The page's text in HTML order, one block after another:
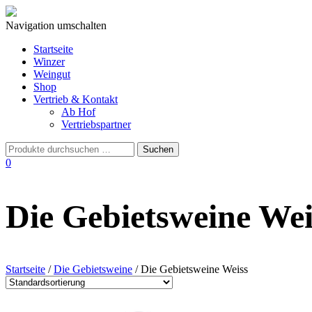
Navigation umschalten
Startseite
Winzer
Weingut
Shop
Vertrieb & Kontakt
Ab Hof
Vertriebspartner
0
Die Gebietsweine
Startseite /Die Gebietsweine / Die Gebietsweine Weiss